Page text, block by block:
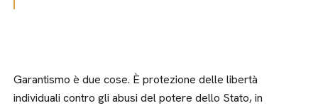
Garantismo è due cose. È protezione delle libertà
individuali contro gli abusi del potere dello Stato, in